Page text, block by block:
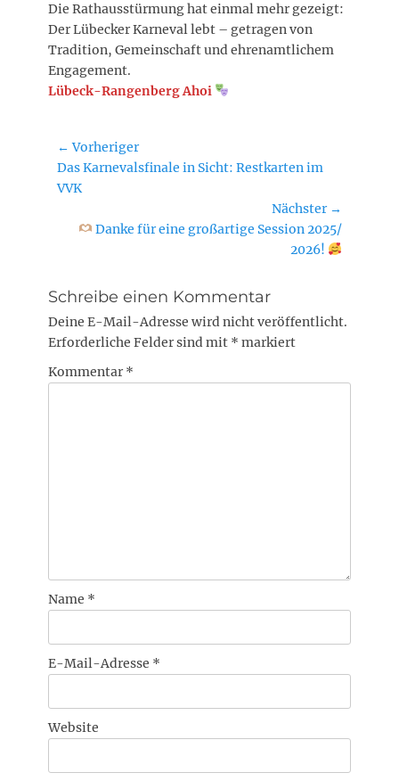
Die Rathausstürmung hat einmal mehr gezeigt:
Der Lübecker Karneval lebt – getragen von
Tradition, Gemeinschaft und ehrenamtlichem
Engagement.
Lübeck-Rangenberg Ahoi
Beitragsnavigation
← Vorheriger
Vorheriger
Beitrag:
Das Karnevalsfinale in Sicht: Restkarten im
VVK
Nächster →
NächsterDanke für eine großartige Session 2025/
2026!
Schreibe einen Kommentar
Deine E-Mail-Adresse wird nicht veröffentlicht.
Erforderliche Felder sind mit * markiert
Kommentar *
Name *
E-Mail-Adresse *
Website